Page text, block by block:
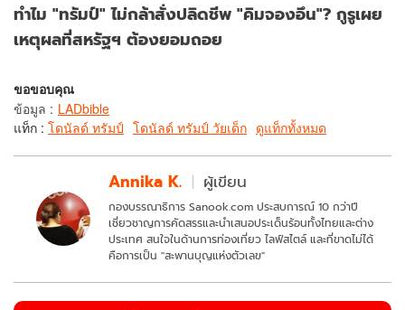
ทำไม "ทรัมป์" ไม่กล้าสั่งปลิดชีพ "คิมจองอึน"? กูรูเผย
เหตุผลที่สหรัฐฯ ต้องยอมถอย
ขอขอบคุณ
ข้อมูล : LADbible
แท็ก : โดนัลด์ ทรัมป์ โดนัลด์ ทรัมป์ วัยเด็ก ดูแท็กทั้งหมด
Annika K. ผู้เขียน
กองบรรณาธิการ Sanook.com ประสบการณ์ 10 กว่าปี
เชี่ยวชาญการคัดสรรและนำเสนอประเด็นร้อนทั้งไทยและต่าง
ประเทศ สนใจในด้านการท่องเที่ยว ไลฟ์สไตล์ และที่ขาดไม่ได้
คือการเป็น "สะพานบุญแห่งตัวเลข"